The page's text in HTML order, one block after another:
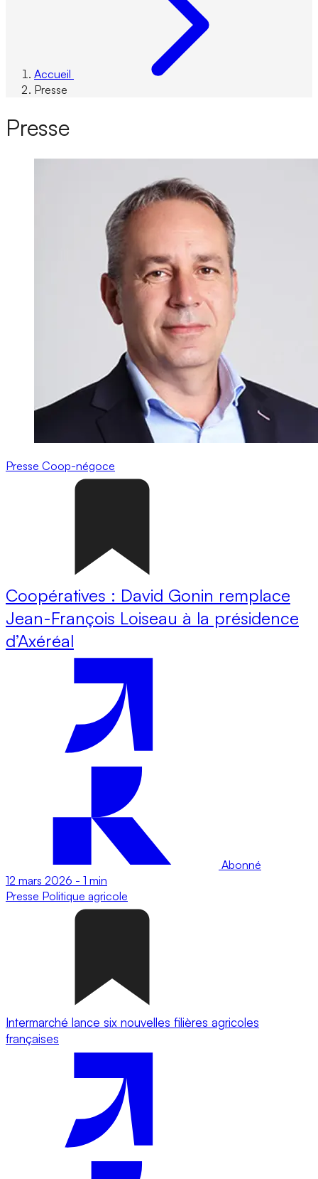
Accueil
Presse
Presse
Presse Coop-négoce
Coopératives : David Gonin remplace
Jean-François Loiseau à la présidence
d’Axéréal
Abonné
12 mars 2026 - 1 min
Presse Politique agricole
Intermarché lance six nouvelles filières agricoles
françaises